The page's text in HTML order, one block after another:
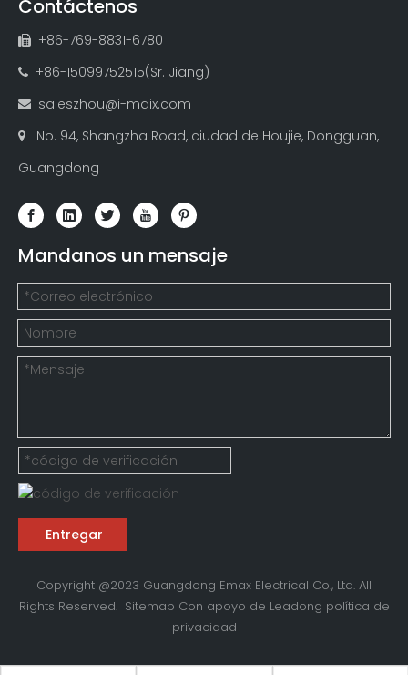
Contáctenos
 +86-769-8831-6780
 +86-15099752515(Sr. Jiang)
 saleszhou@i-maix.com

No. 94, Shangzha Road, ciudad de Houjie, Dongguan,
Guangdong
Mandanos un mensaje
Entregar
Copyright @2023 Guangdong Emax Electrical Co., Ltd. All
Rights Reserved. Sitemap Con apoyo de Leadong política de
privacidad